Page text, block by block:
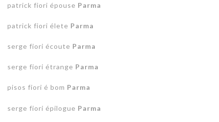
patrick fiori épouse Parma
patrick fiori élete Parma
serge fiori écoute Parma
serge fiori étrange Parma
pisos fiori é bom Parma
serge fiori épilogue Parma